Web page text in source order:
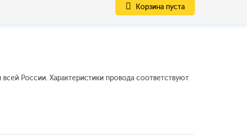
Корзина пуста
России. Характеристики провода соответствуют